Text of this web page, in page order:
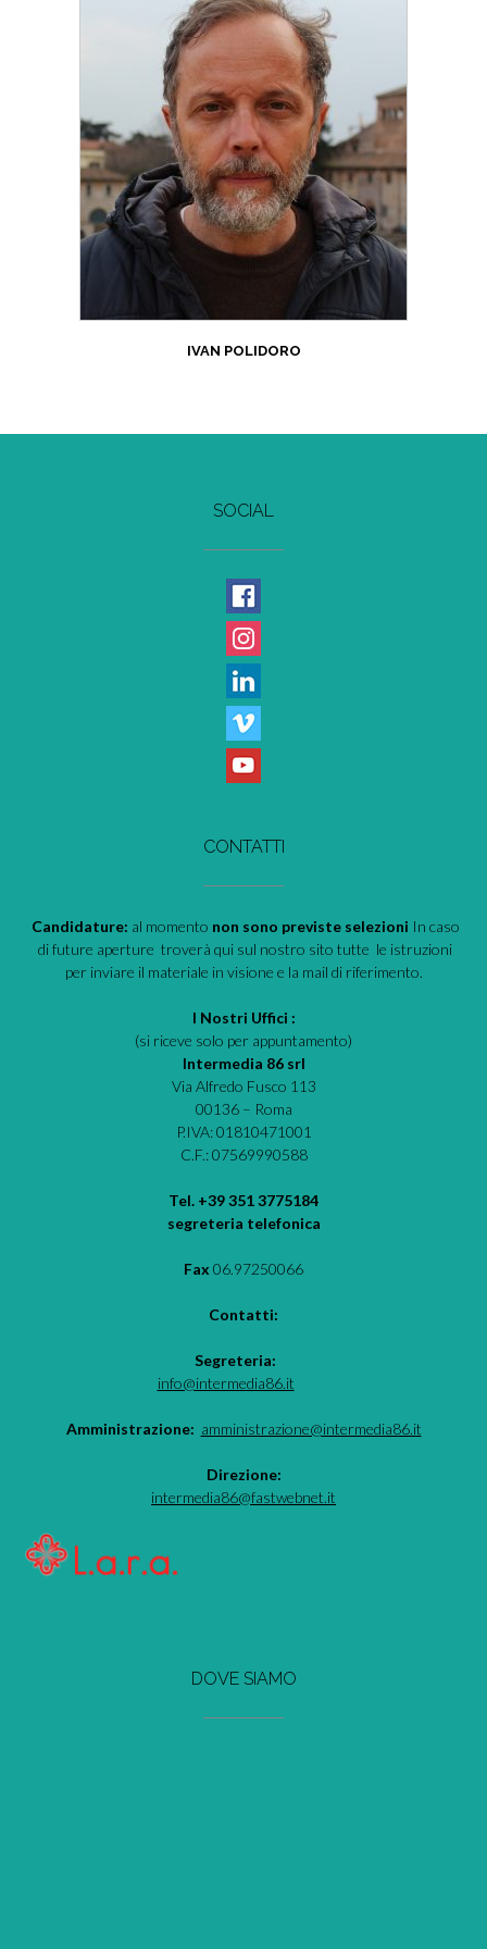
IVAN POLIDORO
SOCIAL
CONTATTI
Candidature: al momento non sono previste selezioni In caso
di future aperture troverà qui sul nostro sito tutte le istruzioni
per inviare il materiale in visione e la mail di riferimento.
I Nostri Uffici :
(si riceve solo per appuntamento)
Intermedia 86 srl
Via Alfredo Fusco 113
00136 – Roma
P.IVA: 01810471001
C.F.: 07569990588
Tel. +39 351 3775184
segreteria telefonica
Fax 06.97250066
Contatti:
Segreteria:
info@intermedia86.it
Amministrazione: amministrazione@intermedia86.it
Direzione:
intermedia86@fastwebnet.it
DOVE SIAMO